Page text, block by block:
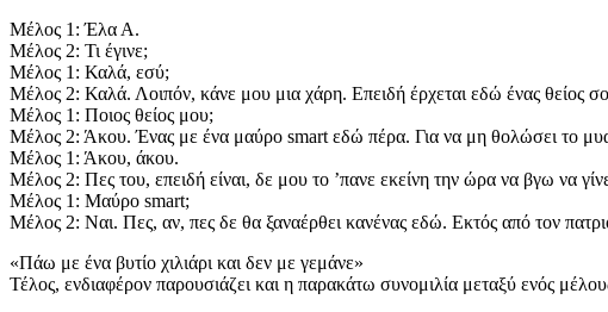
Μέλος 1: Έλα Α.
Μέλος 2: Τι έγινε;
Μέλος 1: Καλά, εσύ;
Μέλος 2: Καλά. Λοιπόν, κάνε μου μια χάρη. Επειδή έρχεται εδώ ένας θείος
Μέλος 1: Ποιος θείος μου;
Μέλος 2: Άκου. Ένας με ένα μαύρο smart εδώ πέρα. Για να μη θολώσει το
Μέλος 1: Άκου, άκου.
Μέλος 2: Πες του, επειδή είναι, δε μου το ’πανε εκείνη την ώρα να βγω να
Μέλος 1: Μαύρο smart;
Μέλος 2: Ναι. Πες, αν, πες δε θα ξαναέρθει κανένας εδώ. Εκτός από τον
«Πάω με ένα βυτίο χιλιάρι και δεν με γεμάνε»
Τέλος, ενδιαφέρον παρουσιάζει και η παρακάτω συνομιλία μεταξύ ενός